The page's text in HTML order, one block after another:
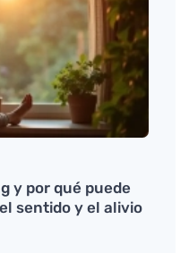
y por qué puede
sentido y el alivio